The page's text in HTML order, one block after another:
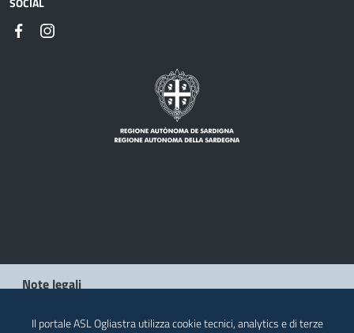
Note legali
Il portale ASL Ogliastra utilizza cookie tecnici, analytics e di terze